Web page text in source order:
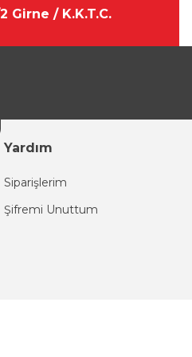
Girne / K.K.T.C.
Yardım
Siparişlerim
Şifremi Unuttum